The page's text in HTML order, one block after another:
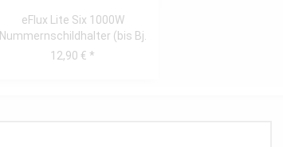
eFlux Lite Six 1000W
Nummernschildhalter (bis Bj.
12/21)
12,90 € *